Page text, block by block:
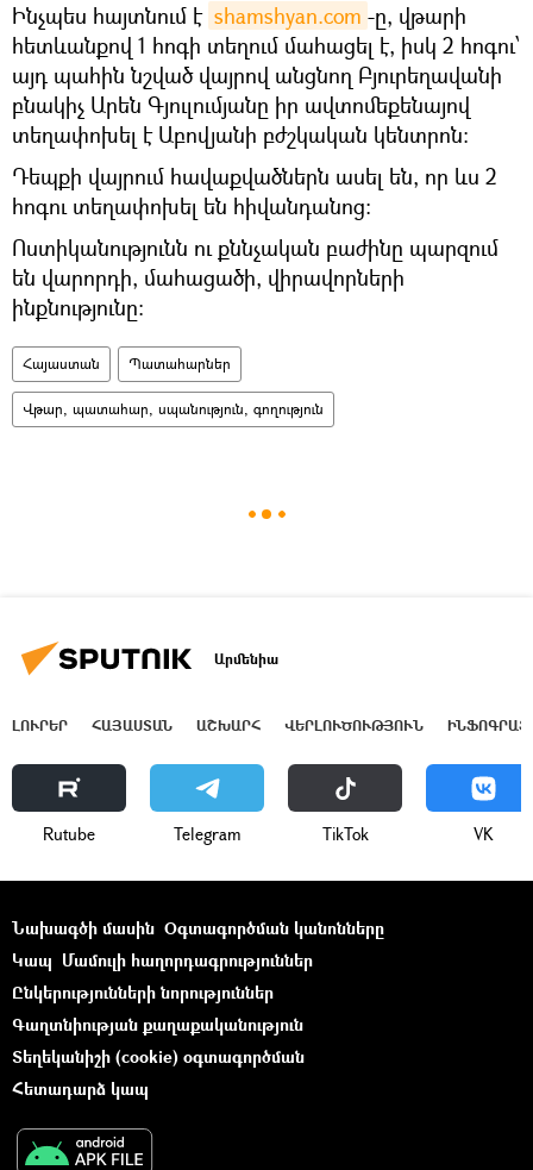
Ինչպես հայտնում է shamshyan.com -ը, վթարի
հետևանքով 1 հոգի տեղում մահացել է, իսկ 2 հոգու՝
այդ պահին նշված վայրով անցնող Բյուրեղավանի
բնակիչ Արեն Գյուլումյանը իր ավտոմեքենայով
տեղափոխել է Աբովյանի բժշկական կենտրոն:
Դեպքի վայրում հավաքվածներն ասել են, որ ևս 2
հոգու տեղափոխել են հիվանդանոց:
Ոստիկանությունն ու քննչական բաժինը պարզում
են վարորդի, մահացածի, վիրավորների
ինքնությունը:
Հայաստան Պատահարներ
Վթար, պատահար, սպանություն, գողություն
Արմենիա
ԼՈՒՐԵՐ ՀԱՅԱՍՏԱՆ ԱՇԽԱՐՀ ՎԵՐԼՈՒԾՈՒԹՅՈՒՆ
Rutube Telegram ТikТоk VK
Նախագծի մասին Օգտագործման կանոնները
Կապ Մամուլի հաղորդագրություններ
Ընկերությունների նորություններ
Գաղտնիության քաղաքականություն
Տեղեկանիշի (cookie) օգտագործման
Հետադարձ կապ